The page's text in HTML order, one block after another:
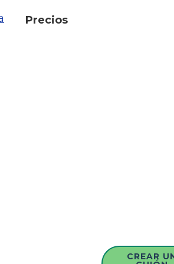
Precios
CREAR